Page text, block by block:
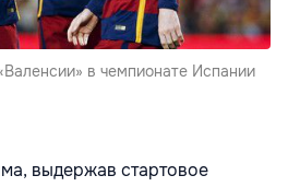
в чемпионате Испании
выдержав стартовое